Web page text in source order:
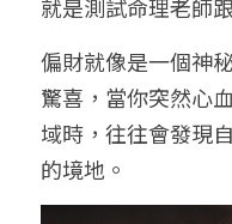
就是測試命理老師
偏財就像是一個神
驚喜，當你突然心
域時，往往會發現
的境地。